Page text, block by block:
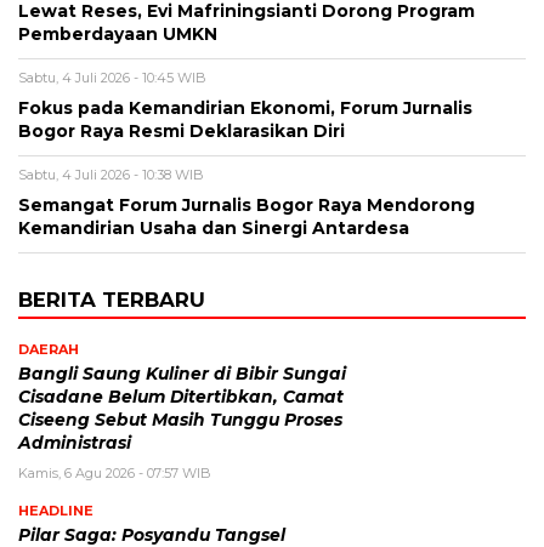
Lewat Reses, Evi Mafriningsianti Dorong Program
Pemberdayaan UMKN
Sabtu, 4 Juli 2026 - 10:45 WIB
Fokus pada Kemandirian Ekonomi, Forum Jurnalis
Bogor Raya Resmi Deklarasikan Diri
Sabtu, 4 Juli 2026 - 10:38 WIB
Semangat Forum Jurnalis Bogor Raya Mendorong
Kemandirian Usaha dan Sinergi Antardesa
BERITA TERBARU
DAERAH
Bangli Saung Kuliner di Bibir Sungai
Cisadane Belum Ditertibkan, Camat
Ciseeng Sebut Masih Tunggu Proses
Administrasi
Kamis, 6 Agu 2026 - 07:57 WIB
HEADLINE
Pilar Saga: Posyandu Tangsel